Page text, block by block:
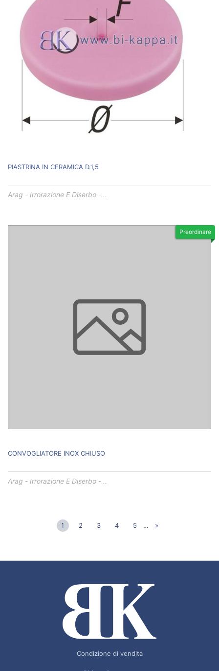
PIASTRINA IN CERAMICA D.1,5
Arag - Irrorazione E Diserbo -...
Preordinare
CONVOGLIATORE INOX CHIUSO
Arag - Irrorazione E Diserbo -...
1 2 3 4 5 … »
Condizione di vendita